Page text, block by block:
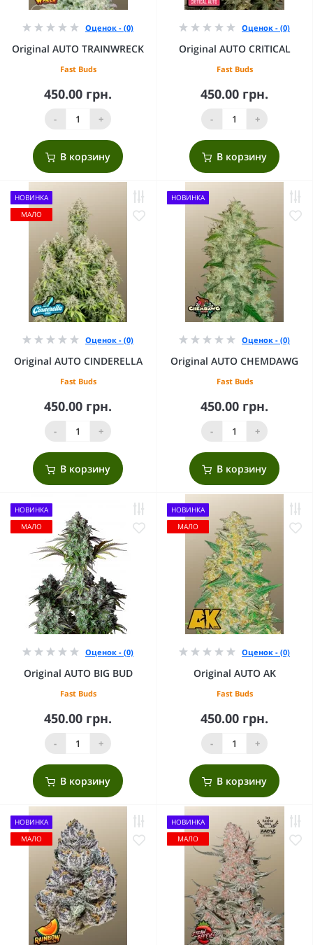
Оценок - (0)
Original AUTO TRAINWRECK
Fast Buds
450.00 грн.
- +
В корзину
Оценок - (0)
Original AUTO CRITICAL
Fast Buds
450.00 грн.
- +
В корзину
НОВИНКА
МАЛО
Оценок - (0)
Original AUTO CINDERELLA
Fast Buds
450.00 грн.
- +
В корзину
НОВИНКА
Оценок - (0)
Original AUTO CHEMDAWG
Fast Buds
450.00 грн.
- +
В корзину
НОВИНКА
МАЛО
Оценок - (0)
Original AUTO BIG BUD
Fast Buds
450.00 грн.
- +
В корзину
НОВИНКА
МАЛО
Оценок - (0)
Original AUTO AK
Fast Buds
450.00 грн.
- +
В корзину
НОВИНКА
МАЛО
НОВИНКА
МАЛО